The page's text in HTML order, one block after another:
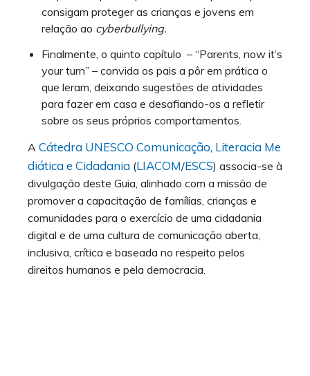
consigam proteger as crianças e jovens em
relação ao cyberbullying.
Finalmente, o quinto capítulo – “Parents, now it’s
your turn” – convida os pais a pôr em prática o
que leram, deixando sugestões de atividades
para fazer em casa e desafiando-os a refletir
sobre os seus próprios comportamentos.
A Cátedra UNESCO Comunicação, Literacia Me
diática e Cidadania (LIACOM/ESCS) associa-se à
divulgação deste Guia, alinhado com a missão de
promover a capacitação de famílias, crianças e
comunidades para o exercício de uma cidadania
digital e de uma cultura de comunicação aberta,
inclusiva, crítica e baseada no respeito pelos
direitos humanos e pela democracia.